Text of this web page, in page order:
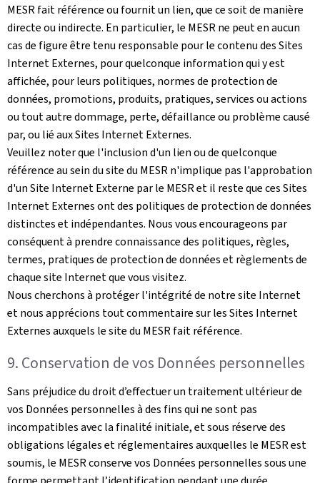
MESR fait référence ou fournit un lien, que ce soit de manière
directe ou indirecte. En particulier, le MESR ne peut en aucun
cas de figure être tenu responsable pour le contenu des Sites
Internet Externes, pour quelconque information qui y est
affichée, pour leurs politiques, normes de protection de
données, promotions, produits, pratiques, services ou actions
ou tout autre dommage, perte, défaillance ou problème causé
par, ou lié aux Sites Internet Externes.
Veuillez noter que l'inclusion d'un lien ou de quelconque
référence au sein du site du MESR n'implique pas l'approbation
d'un Site Internet Externe par le MESR et il reste que ces Sites
Internet Externes ont des politiques de protection de données
distinctes et indépendantes. Nous vous encourageons par
conséquent à prendre connaissance des politiques, règles,
termes, pratiques de protection de données et règlements de
chaque site Internet que vous visitez.
Nous cherchons à protéger l'intégrité de notre site Internet
et nous apprécions tout commentaire sur les Sites Internet
Externes auxquels le site du MESR fait référence.
9. Conservation de vos Données personnelles
Sans préjudice du droit d’effectuer un traitement ultérieur de
vos Données personnelles à des fins qui ne sont pas
incompatibles avec la finalité initiale, et sous réserve des
obligations légales et réglementaires auxquelles le MESR est
soumis, le MESR conserve vos Données personnelles sous une